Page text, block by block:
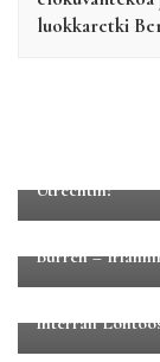
luokkaretki
Unohda
Utrechtin?
Burren –
Interrail